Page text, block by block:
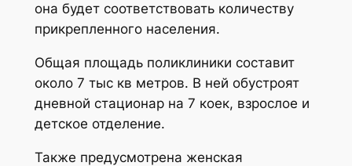
она будет соответствовать количеству
прикрепленного населения.
Общая площадь поликлиники составит
около 7 тыс кв метров. В ней обустроят
дневной стационар на 7 коек, взрослое и
детское отделение.
Также предусмотрена женская